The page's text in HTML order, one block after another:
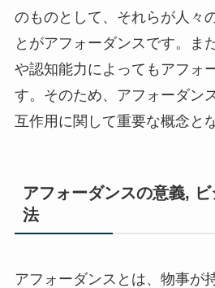
のものとして、それらが人々
とがアフォーダンスです。ま
や認知能力によってもアフォ
す。そのため、アフォーダン
互作用に関して重要な概念と
アフォーダンスの意義,
法
アフォーダンスとは、物事が